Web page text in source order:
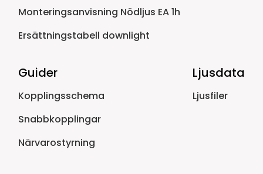
Monteringsanvisning Nödljus EA 1h
Ersättningstabell downlight
Guider
Kopplingsschema
Snabbkopplingar
Närvarostyrning
Ljusdata
Ljusfiler